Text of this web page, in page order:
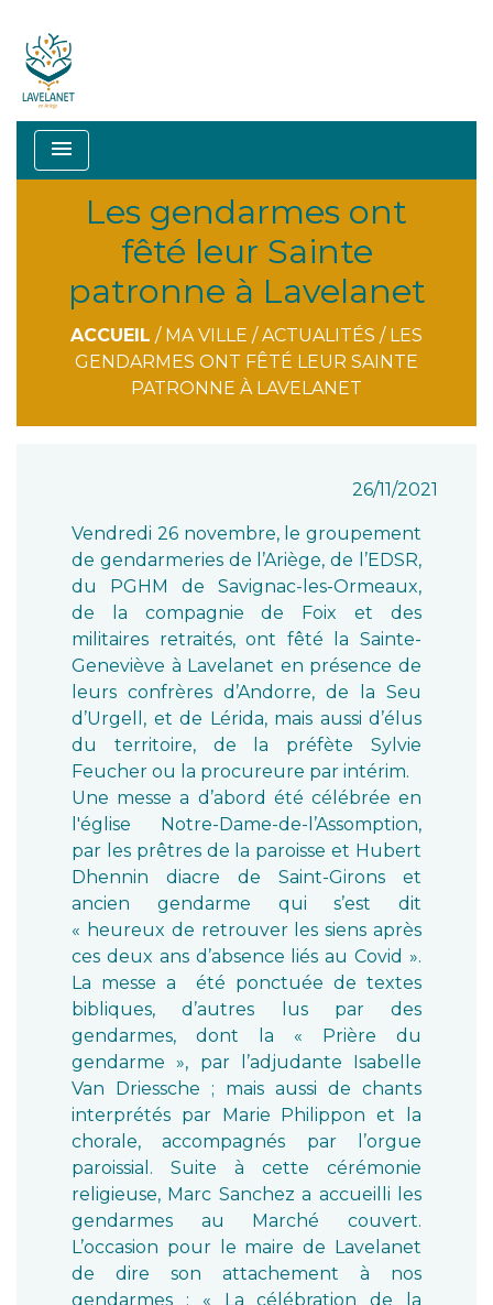
menu
Les gendarmes ont
fêté leur Sainte
patronne à Lavelanet
ACCUEIL / MA VILLE /ACTUALITÉS / LES
GENDARMES ONT FÊTÉ LEUR SAINTE
PATRONNE À LAVELANET
26/11/2021
Vendredi 26 novembre, le groupement
de gendarmeries de l’Ariège, de l’EDSR,
du PGHM de Savignac-les-Ormeaux,
de la compagnie de Foix et des
militaires retraités, ont fêté la Sainte-
Geneviève à Lavelanet en présence de
leurs confrères d’Andorre, de la Seu
d’Urgell, et de Lérida, mais aussi d’élus
du territoire, de la préfète Sylvie
Feucher ou la procureure par intérim.
Une messe a d’abord été célébrée en
l'église Notre-Dame-de-l’Assomption,
par les prêtres de la paroisse et Hubert
Dhennin diacre de Saint-Girons et
ancien gendarme qui s’est dit
« heureux de retrouver les siens après
ces deux ans d’absence liés au Covid ».
La messe a été ponctuée de textes
bibliques, d’autres lus par des
gendarmes, dont la « Prière du
gendarme », par l’adjudante Isabelle
Van Driessche ; mais aussi de chants
interprétés par Marie Philippon et la
chorale, accompagnés par l’orgue
paroissial. Suite à cette cérémonie
religieuse, Marc Sanchez a accueilli les
gendarmes au Marché couvert.
L’occasion pour le maire de Lavelanet
de dire son attachement à nos
gendarmes : « La célébration de la